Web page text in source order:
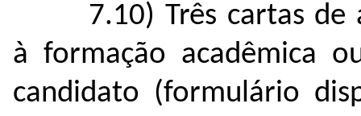
7.10) Três cartas de
à formação acadêmica
candidato (formulário